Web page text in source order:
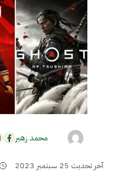
محمد زهير
آخر تحديث 25 سبتمبر 2023